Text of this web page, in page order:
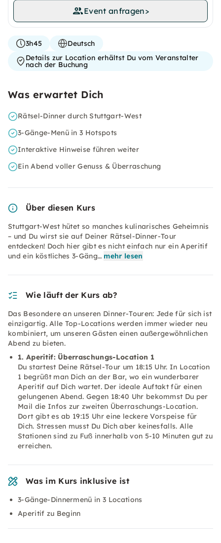
Event anfragen>
3h45
Deutsch
Details zur Location erhältst Du vom Veranstalter
nach der Buchung
Was erwartet Dich
Rätsel-Dinner durch Stuttgart-West
3-Gänge-Menü in 3 Hotspots
Interaktive Hinweise führen weiter
Ein Abend voller Genuss & Überraschung
Über diesen Kurs
Stuttgart-West hütet so manches kulinarisches Geheimnis
– und Du wirst sie auf Deiner Rätsel-Dinner-Tour
entdecken! Doch hier gibt es nicht einfach nur ein Aperitif
und ein köstliches 3-Gäng… mehr lesen
Wie läuft der Kurs ab?
Das Besondere an unseren Dinner-Touren: Jede für sich ist
einzigartig. Alle Top-Locations werden immer wieder neu
kombiniert, um unseren Gästen einen außergewöhnlichen
Abend zu bieten.
1. Aperitif: Überraschungs-Location 1
Du startest Deine Rätsel-Tour um 18:15 Uhr. In Location
1 begrüßt man Dich an der Bar, wo ein wunderbarer
Aperitif auf Dich wartet. Der ideale Auftakt für einen
gelungenen Abend. Gegen 18:40 Uhr bekommst Du per
Mail die Infos zur zweiten Überraschungs-Location.
Dort gibt es ab 19:15 Uhr eine leckere Vorspeise für
Dich. Stressen musst Du Dich aber keinesfalls. Alle
Stationen sind zu Fuß innerhalb von 5-10 Minuten gut zu
erreichen.
Was im Kurs inklusive ist
3-Gänge-Dinnermenü in 3 Locations
Aperitif zu Beginn